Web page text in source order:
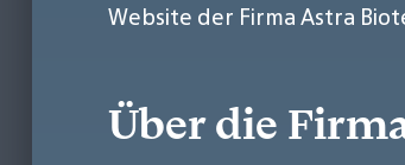
Website der Firma Astra
Über die